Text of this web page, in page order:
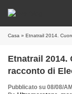
Casa » Etnatrail 2014.
Etnatrail 2014.
racconto di
Pubblicato su 08/08/